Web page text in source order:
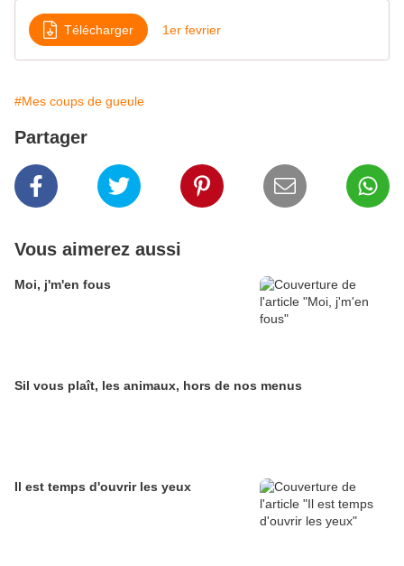
Télécharger 1er fevrier
#Mes coups de gueule
Partager
Vous aimerez aussi
Moi, j'm'en fous
Sil vous plaît, les animaux, hors de nos menus
Il est temps d'ouvrir les yeux